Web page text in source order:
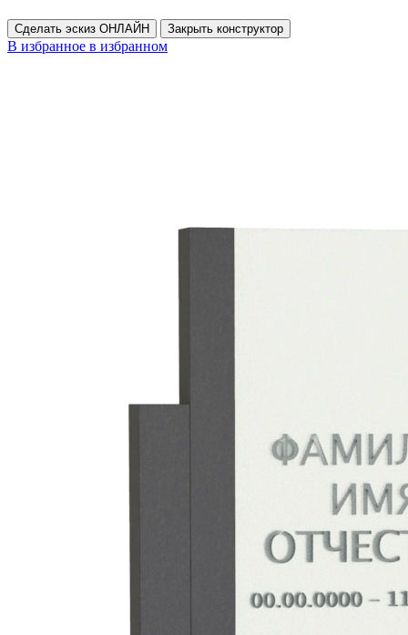
Сделать эскиз ОНЛАЙН Закрыть конструктор
В избранное в избранном